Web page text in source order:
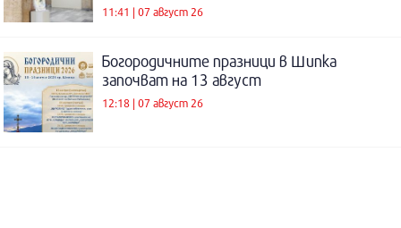
11:41 | 07 август 26
Богородичните празници в Шипка
започват на 13 август
12:18 | 07 август 26